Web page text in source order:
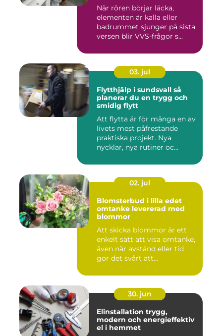
När rören börjar läcka,
elementen är kalla eller
badrummet sjunger på sista
versen blir VVS-frågor s...
03. jul
Flytthjälp i sundsvall så
planerar du en trygg och
smidig flytt
Att flytta är för många en av
livets mest påfrestande
praktiska projekt. Nya
nycklar, nya rutiner oc...
02. jul
Blomsterbud i lilla edet
omtanke levererad med
blommor
Att skicka blommor är ett
enkelt sätt att visa omtanke,
även när avstånd eller tid
gör det svårt att...
30. jun
Elinstallation trygg,
modern och energieffektiv
el i hemmet